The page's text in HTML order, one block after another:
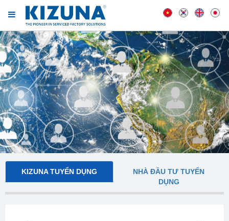
KIZUNA TUYỂN DỤNG
NHÀ ĐẦU TƯ TUYỂN
DỤNG